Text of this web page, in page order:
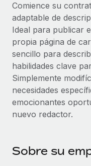
INFRAESTRUCTURA
Conexión
Integra los RR.
complicaciones.
Plataforma
Funciones
equipo.
mediante nuestro
empresas en
Mediana
Amplía tu equipo
personalizadas.
Empresa
RR. HH. globales
ASOCIARSE
Integra la gestión
APRENDIZAJE CON
Guías y recursos
Casos prácticos
Glosario de RR. HH.
Listas de
Biblioteca de
Eventos
Español
Italiano
Português (Portugal)
日本語
한국어
Comience su
adaptable de
Ideal para publicar
propia página de
sencillo para
habilidades clave
Simplemente
necesidades
emocionantes
nuevo redactor.
Sobre su